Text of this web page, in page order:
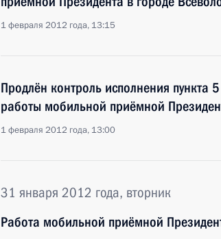
1 февраля 2012 года, 13:15
Продлён контроль исполнения пункта
работы мобильной приёмной
1 февраля 2012 года, 13:00
31 января 2012 года, вторник
Работа мобильной приёмной